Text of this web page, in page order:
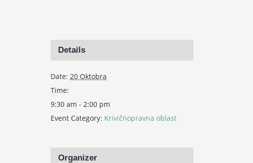
Details
Date: 20 Oktobra
Time:
9:30 am - 2:00 pm
Event Category: Krivičnopravna oblast
Organizer